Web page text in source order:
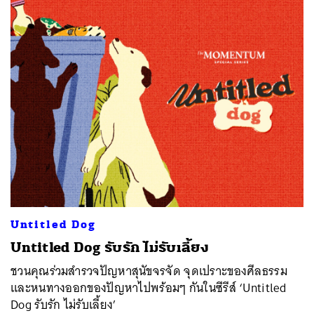
Untitled Dog
Untitled Dog รับรัก ไม่รับเลี้ยง
ชวนคุณร่วมสำรวจปัญหาสุนัขจรจัด จุดเปราะของศีลธรรม
และหนทางออกของปัญหาไปพร้อมๆ กันในซีรีส์ ‘Untitled
Dog รับรัก ไม่รับเลี้ยง’
ค้นหา
SHARE TWEET LINE EMAIL